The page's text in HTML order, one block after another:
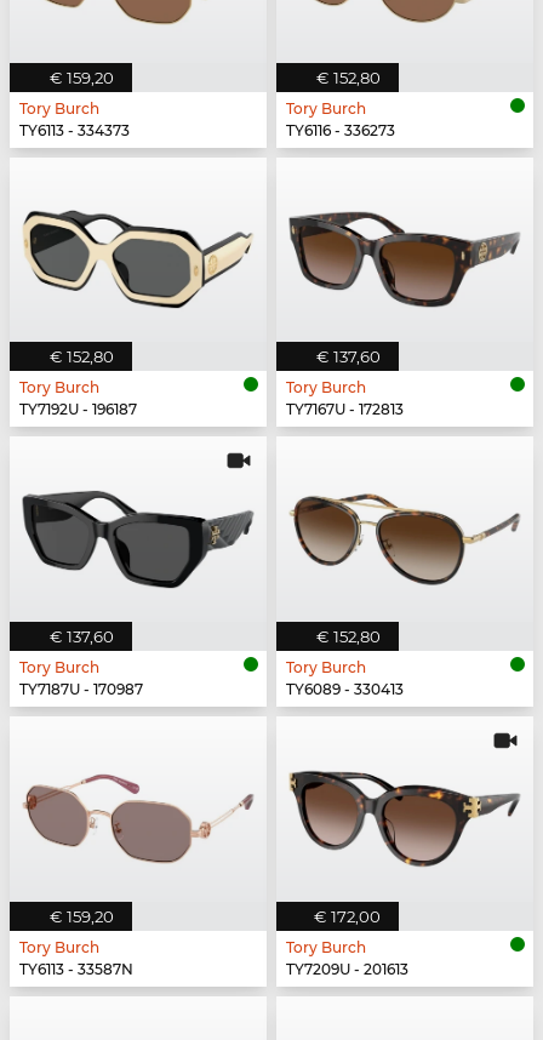
€ 159,20
Tory Burch
TY6113 - 334373
€ 152,80
Tory Burch
TY6116 - 336273
€ 152,80
Tory Burch
TY7192U - 196187
€ 137,60
Tory Burch
TY7167U - 172813
€ 137,60
Tory Burch
TY7187U - 170987
€ 152,80
Tory Burch
TY6089 - 330413
€ 159,20
Tory Burch
TY6113 - 33587N
€ 172,00
Tory Burch
TY7209U - 201613